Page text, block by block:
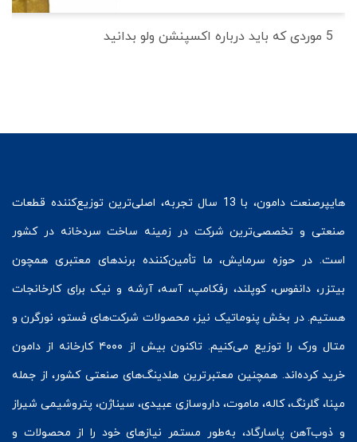
5 موردی که باید درباره اکسپنشن ولو بدانید
هایپرصنعت
دامون، با 13 سال تجربه، اصلی‌ترین توزیع‌کننده قطعات
صنعتی و تخصصی‌ترین شرکت در زمینه ساخت سردخانه در کشور
است. در حوزه سرمایش، ما تأمین‌کننده برندهای معتبری همچون
بیتزر، دانفوس،کوپلند، رفکامپ، آسه، آرشه و نیک برای کارخانجات
هستیم. در بخش پنوماتیک نیز، محصولات شرکت‌های فستو، نورگرن و
متال ورک
را توزیع می‌کنیم. تاکنون بیش از ۴۰۰۰ کارخانه از دامون
خرید کرده‌اند. همچنین معتبرترین هلدینگ‌های صنعتی کشور، از جمله
مپنا، گلرنگ، کاله، ماموت، داروسازی عبیدی، سیناژن، پتروشیمی شیراز
و ذوب‌آهن پاسارگاد، به‌طور مستمر نیازهای خود را از محصولات و